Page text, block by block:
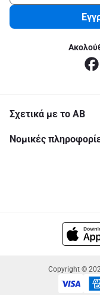
Σχετικά με το ΑΒ
Νομικές
Copyright ©